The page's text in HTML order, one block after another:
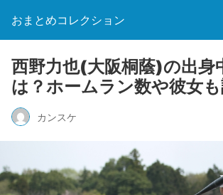
おまとめコレクション
西野力也(大阪桐蔭)の出身
は？ホームラン数や彼女も
カンスケ